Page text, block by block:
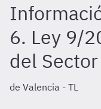
6. Ley 9/
del
de Valencia - TL